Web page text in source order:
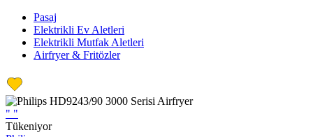
Pasaj
Elektrikli Ev Aletleri
Elektrikli Mutfak Aletleri
Airfryer & Fritözler
" "
Tükeniyor